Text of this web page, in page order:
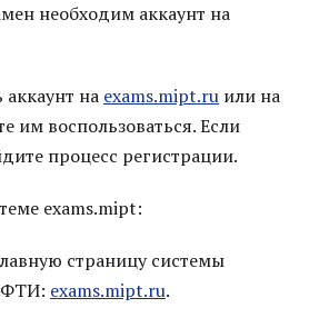
необходим аккаунт на
аккаунт на exams.mipt.ru или на
им воспользоваться. Если
процесс регистрации.
exams.mipt:
страницу системы
exams.mipt.ru.